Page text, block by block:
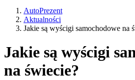
AutoPrezent
Aktualności
Jakie są wyścigi samochodowe na
Jakie są wyścigi
na świecie?